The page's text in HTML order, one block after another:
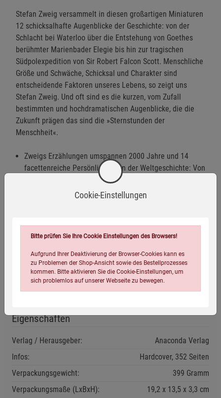
Stefan Zweig versammelt in diesen großartigen Miniaturen
12 schicksalhafte Augenblicke der Geschichte: von der
Schlacht bei Waterloo über die Entstehung von Goethes
berühmter Marienbader Elegie bis hin zur tragischen
Südpolexpedition von Sir Robert Falcon Scott. Menschliche
Größe und Schwäche, Schicksal und Charakter sind
entscheidende Faktoren unseres Lebens, so zeigt uns
Stefan Zweig. Und oft sind es die kurzen, vom Zufall
bestimmten und hochdramatischen Augenblicke, die die
Zukunft prägen das sind die »Sternstunden der
Menschheit«.
Zweigs Erzählungen umspannen 2000 Jahre und 14
facettenreiche Persönlichkeiten der Weltgeschichte: Von
Ceaser über Leo Tolstoi bis hin zu Lenin
Was ich am meisten an ihm bewunderte, war die Gabe,
Stefan Zweig
Ausstattung: Surbalin Linea mit Schmuckprägung
Eigenschaften
Verlag / Herausgeber:
Anaconda Verlag
Infos:
Hardcover, 352 Seiten
Verpackungsgewicht:
399 Gramm
Verpackungsmaße (LxBxH):
19,2 13,5 3,3 cm
Cookie-Einstellungen
Bitte prüfen Sie Ihre Cookie Einstellungen des Browsers!
Aufgrund Ihrer Deaktivierung der Browser-Cookies kann es
zu Problemen der Shop-Ansicht sowie des Bestellprozesses
kommen. Bitte aktivieren Sie die Cookie-Einstellungen, um
sich problemlos auf unserer Webseite zu bewegen.
Einstellungen speichern für die GruppeEinstellungen speichern für die Gruppe
Zurück Einstellungen speichern für die Gruppe
Einwilligung nicht erteilen